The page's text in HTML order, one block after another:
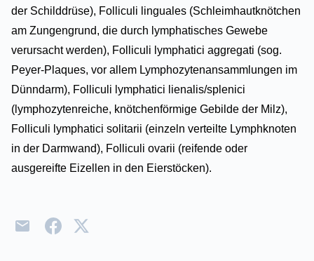
der Schilddrüse), Folliculi linguales (Schleimhautknötchen
am Zungengrund, die durch lymphatisches Gewebe
verursacht werden), Folliculi lymphatici aggregati (sog.
Peyer-Plaques, vor allem Lymphozytenansammlungen im
Dünndarm), Folliculi lymphatici lienalis/splenici
(lymphozytenreiche, knötchenförmige Gebilde der Milz),
Folliculi lymphatici solitarii (einzeln verteilte Lymphknoten
in der Darmwand), Folliculi ovarii (reifende oder
ausgereifte Eizellen in den Eierstöcken).